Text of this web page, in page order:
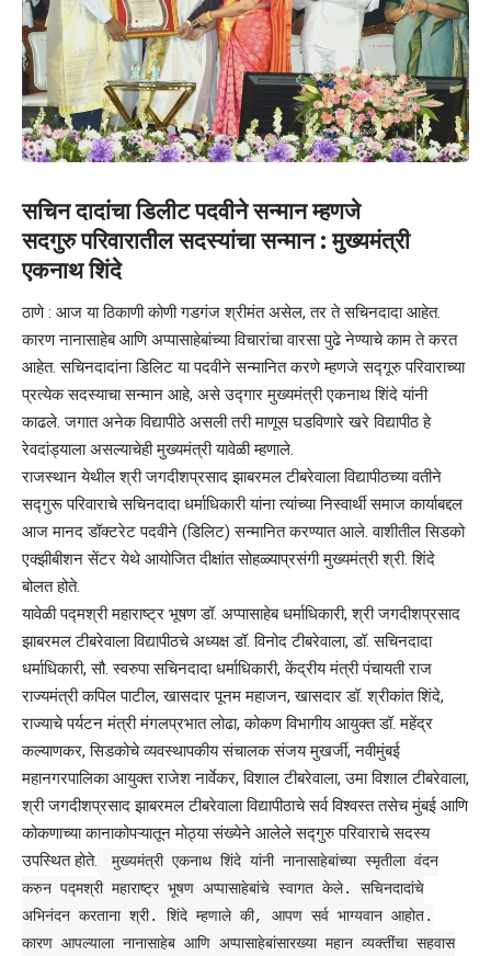
सचिन दादांचा डिलीट पदवीने सन्मान म्हणजे
सदगुरु परिवारातील सदस्यांचा सन्मान : मुख्यमंत्री
एकनाथ शिंदे
ठाणे : आज या ठिकाणी कोणी गडगंज श्रीमंत असेल, तर ते सचिनदादा आहेत.
कारण नानासाहेब आणि अप्पासाहेबांच्या विचारांचा वारसा पुढे नेण्याचे काम ते करत
आहेत. सचिनदादांना डिलिट या पदवीने सन्मानित करणे म्हणजे सद्गूरु परिवाराच्या
प्रत्येक सदस्याचा सन्मान आहे, असे उद्गार मुख्यमंत्री एकनाथ शिंदे यांनी
काढले. जगात अनेक विद्यापीठे असली तरी माणूस घडविणारे खरे विद्यापीठ हे
रेवदांड्याला असल्याचेही मुख्यमंत्री यावेळी म्हणाले.
राजस्थान येथील श्री जगदीशप्रसाद झाबरमल टीबरेवाला विद्यापीठच्या वतीने
सद्गुरू परिवाराचे सचिनदादा धर्माधिकारी यांना त्यांच्या निस्वार्थी समाज कार्याबद्दल
आज मानद डॉक्टरेट पदवीने (डिलिट) सन्मानित करण्यात आले. वाशीतील सिडको
एक्झीबीशन सेंटर येथे आयोजित दीक्षांत सोहळ्याप्रसंगी मुख्यमंत्री श्री. शिंदे
बोलत होते.
यावेळी पद्मश्री महाराष्ट्र भूषण डॉ. अप्पासाहेब धर्माधिकारी, श्री जगदीशप्रसाद
झाबरमल टीबरेवाला विद्यापीठचे अध्यक्ष डॉ. विनोद टीबरेवाला, डॉ. सचिनदादा
धर्माधिकारी, सौ. स्वरुपा सचिनदादा धर्माधिकारी, केंद्रीय मंत्री पंचायती राज
राज्यमंत्री कपिल पाटील, खासदार पूनम महाजन, खासदार डॉ. श्रीकांत शिंदे,
राज्याचे पर्यटन मंत्री मंगलप्रभात लोढा, कोकण विभागीय आयुक्त डॉ. महेंद्र
कल्याणकर, सिडकोचे व्यवस्थापकीय संचालक संजय मुखर्जी, नवीमुंबई
महानगरपालिका आयुक्त राजेश नार्वेकर, विशाल टीबरेवाला, उमा विशाल टीबरेवाला,
श्री जगदीशप्रसाद झाबरमल टीबरेवाला विद्यापीठाचे सर्व विश्वस्त तसेच मुंबई आणि
कोकणाच्या कानाकोपऱ्यातून मोठ्या संख्येने आलेले सद्गुरु परिवाराचे सदस्य
उपस्थित होते.
मुख्यमंत्री एकनाथ शिंदे यांनी नानासाहेबांच्या स्मृतीला वंदन
करुन पद्मश्री महाराष्ट्र भूषण अप्पासाहेबांचे स्वागत केले. सचिनदादांचे
अभिनंदन करताना श्री. शिंदे म्हणाले की, आपण सर्व भाग्यवान आहोत.
कारण आपल्याला नानासाहेब आणि अप्पासाहेबांसारख्या महान व्यक्तींचा सहवास